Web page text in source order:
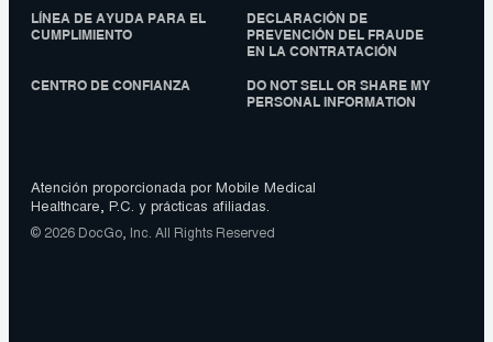
LÍNEA DE AYUDA PARA EL
CUMPLIMIENTO
DECLARACIÓN DE
PREVENCIÓN DEL FRAUDE
EN LA CONTRATACIÓN
CENTRO DE CONFIANZA
DO NOT SELL OR SHARE MY
PERSONAL INFORMATION
Atención proporcionada por Mobile Medical
Healthcare, P.C. y prácticas afiliadas.
© 2026 DocGo, Inc. All Rights Reserved